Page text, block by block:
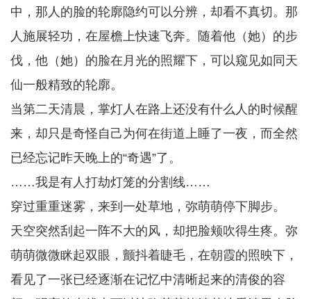
中，那人的脸的轮廓隐约可以分辨，却看不真切。那
人施展轻功，在屋檐上快速飞奔。随着他（她）的步
伐，他（她）的脸在月光的照耀下，可以窥见如同天
仙一般精致的轮廓。
当第二天清晨，掌灯人在路上还没有什么人的时候醒
来，却只是奇怪自己为何在街道上睡了一夜，而全然
已经忘记昨天晚上的“奇遇”了。
……我是有人打劫灯笼的分割线……
穿过重重迷雾，来到一处草地，弥萌萌停下脚步。
天空突然刮起一阵不大的风，却把脸颊吹得生疼。弥
萌萌微微眯起双眼，颤抖着睫毛，在朝霞的照映下，
看见了一张已经逐渐在记忆中清晰起来的清俊的容